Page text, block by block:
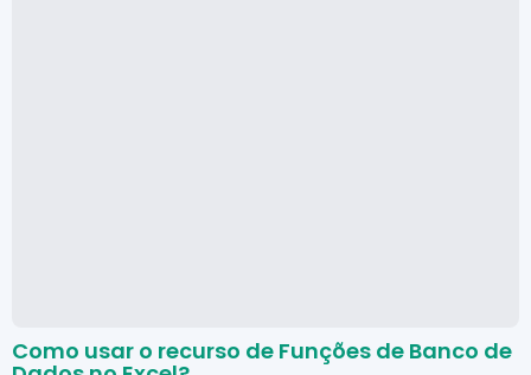
Como usar o recurso de Funções de Banco de